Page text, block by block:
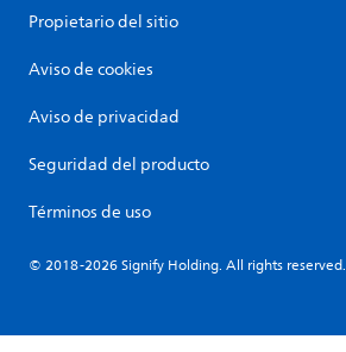
Propietario del sitio
Aviso de cookies
Aviso de privacidad
Seguridad del producto
Términos de uso
© 2018-2026 Signify Holding. All rights reserved.